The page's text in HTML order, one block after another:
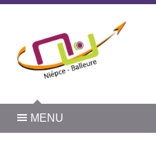
MENU
Panneau de gestion des cookies